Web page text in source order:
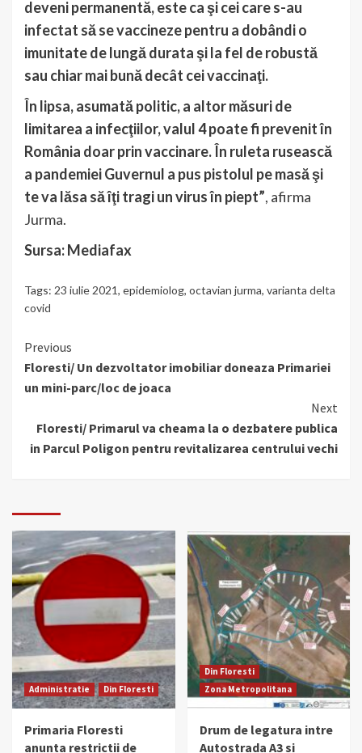
deveni permanentă, este ca şi cei care s-au
infectat să se vaccineze pentru a dobândi o
imunitate de lungă durata şi la fel de robustă
sau chiar mai bună decât cei vaccinaţi.
În lipsa, asumată politic, a altor măsuri de
limitarea a infecţiilor, valul 4 poate fi prevenit în
România doar prin vaccinare. În ruleta rusească
a pandemiei Guvernul a pus pistolul pe masă şi
te va lăsa să îţi tragi un virus în piept”, afirma
Jurma.
Sursa: Mediafax
Tags: 23 iulie 2021, epidemiolog, octavian jurma, varianta delta
covid
Continue
Reading
Previous
Floresti/ Un dezvoltator imobiliar doneaza Primariei
un mini-parc/loc de joaca
Next
Floresti/ Primarul va cheama la o dezbatere publica
in Parcul Poligon pentru revitalizarea centrului vechi
Administratie Din Floresti
Primaria Floresti
anunta restrictii de
Din Floresti
Zona Metropolitana
Drum de legatura intre
Autostrada A3 si